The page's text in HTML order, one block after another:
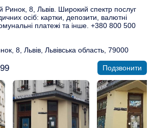
Ринок, 8, Львів. Широкий спектр послуг
осіб: картки, депозити, валютні
платежі та інше. +380 800 500
8, Львів, Львівська область, 79000
Подзвонити